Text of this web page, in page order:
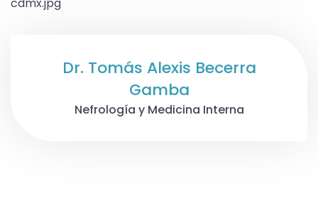
Dr. Tomás Alexis Becerra
Gamba
Nefrología y Medicina Interna